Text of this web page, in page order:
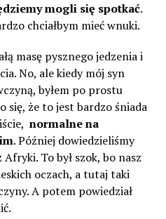
mogli się spotkać.
chciałbym mieć wnuki.
masę pysznego jedzenia i
No, ale kiedy mój syn
byłem po prostu
się, że to jest bardzo śniada
normalne na
. Później dowiedzieliśmy
To był szok, bo nasz
oczach, a tutaj taki
A potem powiedział